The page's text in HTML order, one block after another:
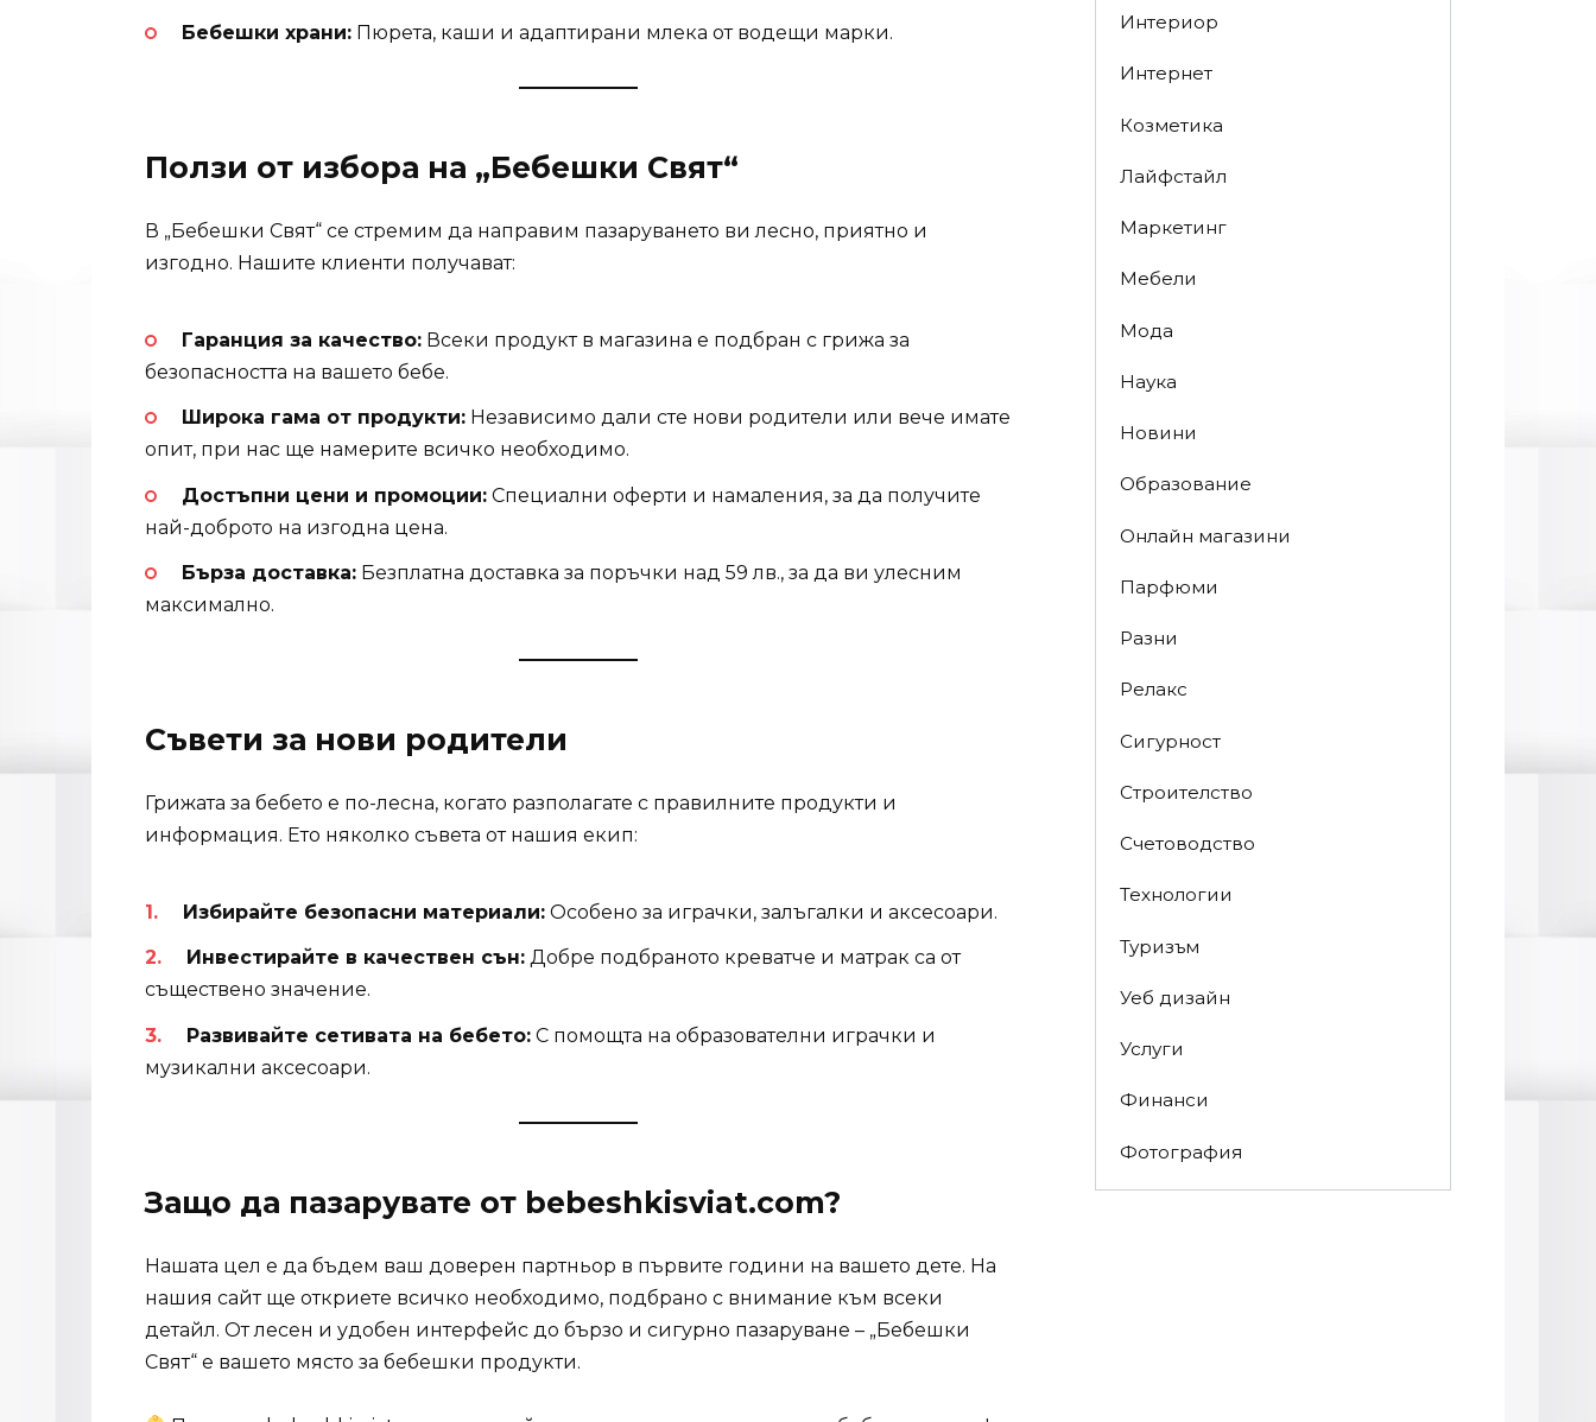
Бебешки храни:Пюрета, каши и адаптирани млека от водещи марки.
Ползи от избора на „Бебешки Свят“
В „Бебешки Свят“ се стремим да направим пазаруването ви лесно, приятно и
изгодно. Нашите клиенти получават:
Гаранция за качество:Всеки продукт в магазина е подбран с грижа за
безопасността на вашето бебе.
Широка гама от продукти:Независимо дали сте нови родители или вече имате
опит, при нас ще намерите всичко необходимо.
Достъпни цени и промоции:Специални оферти и намаления, за да получите
най-доброто на изгодна цена.
Бърза доставка:Безплатна доставка за поръчки над 59 лв., за да ви улесним
максимално.
Съвети за нови родители
Грижата за бебето е по-лесна, когато разполагате с правилните продукти и
информация. Ето няколко съвета от нашия екип:
Избирайте безопасни материали:Особено за играчки, залъгалки и аксесоари.
Инвестирайте в качествен сън:Добре подбраното креватче и матрак са от
съществено значение.
Развивайте сетивата на бебето:С помощта на образователни играчки и
музикални аксесоари.
Защо да пазарувате от bebeshkisviat.com?
Нашата цел е да бъдем ваш доверен партньор в първите години на вашето дете. На
нашия сайт ще откриете всичко необходимо, подбрано с внимание към всеки
детайл. От лесен и удобен интерфейс до бързо и сигурно пазаруване – „Бебешки
Свят“ е вашето място за бебешки продукти.
Интериор
Интернет
Козметика
Лайфстайл
Маркетинг
Мебели
Мода
Наука
Новини
Образование
Онлайн магазини
Парфюми
Разни
Релакс
Сигурност
Строителство
Счетоводство
Технологии
Туризъм
Уеб дизайн
Услуги
Финанси
Фотография